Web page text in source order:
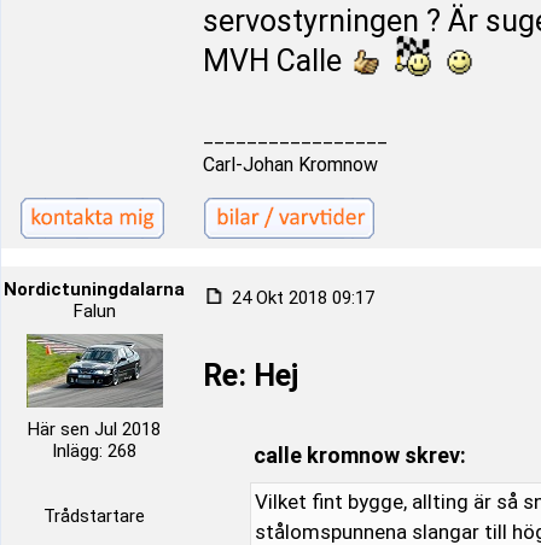
servostyrningen ? Är
MVH Calle
Carl-Johan Kromnow
Nordictuningdalarna
Falun
Här sen Jul 2018
Inlägg: 268
Trådstartare
24 Okt 2018 09:17
Re: Hej
calle kromnow skrev:
Vilket fint bygge, allting är så
stålomspunnena slangar till